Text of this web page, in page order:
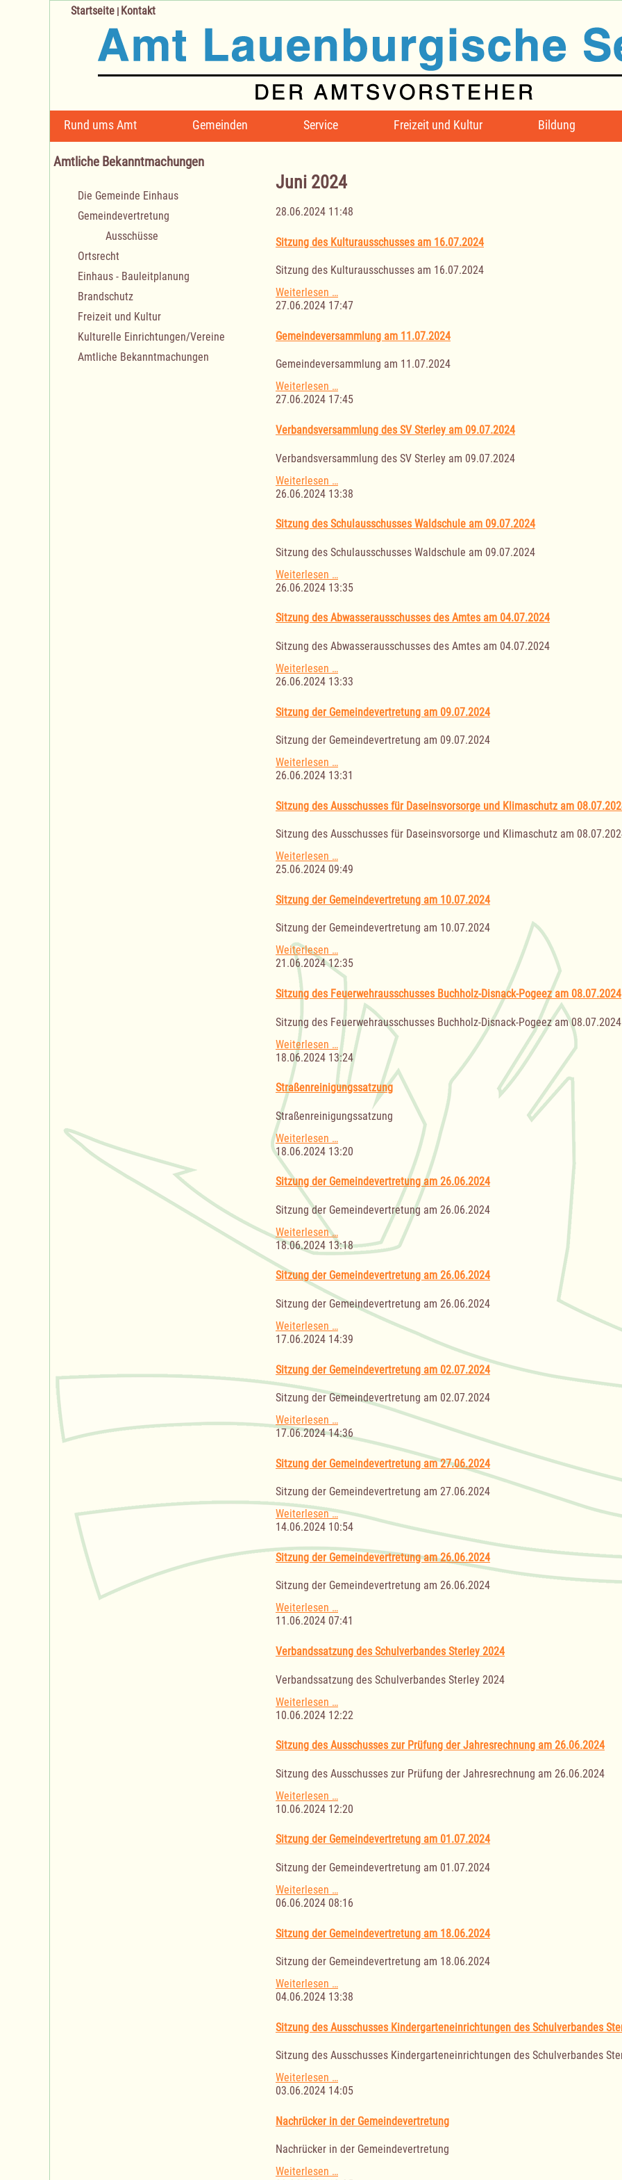
Navigation
überspringen
Rund ums Amt Gemeinden Service Freizeit und Kultur Bildung
Startseite | Kontakt
Juni 2024
28.06.2024 11:48
Sitzung des Kulturausschusses am 16.07.2024
Sitzung des Kulturausschusses am 16.07.2024
Weiterlesen …Sitzung
des
am
16.07.2024
27.06.2024 17:47
Gemeindeversammlung am 11.07.2024
Gemeindeversammlung am 11.07.2024
Weiterlesen …Gemeindeversammlung
am
27.06.2024 17:45
Verbandsversammlung des SV Sterley am 09.07.2024
Verbandsversammlung des SV Sterley am 09.07.2024
Weiterlesen …
des
Sterley
am
09.07.2024
26.06.2024 13:38
Sitzung des Schulausschusses Waldschule am 09.07.2024
Sitzung des Schulausschusses Waldschule am 09.07.2024
Weiterlesen …
des
Waldschule
am
09.07.2024
26.06.2024 13:35
Sitzung des Abwasserausschusses des Amtes am 04.07.2024
Sitzung des Abwasserausschusses des Amtes am 04.07.2024
Weiterlesen …Sitzung
des
des
Amtes
04.07.2024
26.06.2024 13:33
Sitzung der Gemeindevertretung am 09.07.2024
Sitzung der Gemeindevertretung am 09.07.2024
Weiterlesen …Sitzung
der
am
09.07.2024
26.06.2024 13:31
Sitzung des Ausschusses für Daseinsvorsorge und Klimaschutz am
Sitzung des Ausschusses für Daseinsvorsorge und Klimaschutz am
Weiterlesen …Sitzung
des
für
Daseinsvorsorge
Klimaschutz
08.07.2024
25.06.2024 09:49
Sitzung der Gemeindevertretung am 10.07.2024
Sitzung der Gemeindevertretung am 10.07.2024
Weiterlesen …Sitzung
der
Gemeindevertretung
am
10.07.2024
21.06.2024 12:35
Sitzung des Feuerwehrausschusses Buchholz-Disnack-Pogeez am 08.07.2024
Sitzung des Feuerwehrausschusses Buchholz-Disnack-Pogeez am 08.07.2024
Weiterlesen …Sitzung
des
Feuerwehrausschusses
Buchholz-
Disnack-
Pogeez
am
18.06.2024 13:24
Straßenreinigungssatzung
Straßenreinigungssatzung
Weiterlesen … Straßenreinigungssatzung
18.06.2024 13:20
Sitzung der Gemeindevertretung am 26.06.2024
Sitzung der Gemeindevertretung am 26.06.2024
Weiterlesen …Sitzung
der
Gemeindevertretung
am
26.06.2024
18.06.2024 13:18
Sitzung der Gemeindevertretung am 26.06.2024
Sitzung der Gemeindevertretung am 26.06.2024
Weiterlesen …Sitzung
der
am
26.06.2024
17.06.2024 14:39
Sitzung der Gemeindevertretung am 02.07.2024
Sitzung der Gemeindevertretung am 02.07.2024
Weiterlesen …Sitzung
der
Gemeindevertretung
am
02.07.2024
17.06.2024 14:36
Sitzung der Gemeindevertretung am 27.06.2024
Sitzung der Gemeindevertretung am 27.06.2024
Weiterlesen …Sitzung
der
am
27.06.2024
14.06.2024 10:54
Sitzung der Gemeindevertretung am 26.06.2024
Sitzung der Gemeindevertretung am 26.06.2024
Weiterlesen …Sitzung
der
am
26.06.2024
11.06.2024 07:41
Verbandssatzung des Schulverbandes Sterley 2024
Verbandssatzung des Schulverbandes Sterley 2024
Weiterlesen …
des
Sterley
2024
10.06.2024 12:22
Sitzung des Ausschusses zur Prüfung der Jahresrechnung am 26.06.2024
Sitzung des Ausschusses zur Prüfung der Jahresrechnung am 26.06.2024
Weiterlesen …
des
zur
Prüfung
Jahresrechnung
26.06.2024
10.06.2024 12:20
Sitzung der Gemeindevertretung am 01.07.2024
Sitzung der Gemeindevertretung am 01.07.2024
Weiterlesen …Sitzung
der
am
01.07.2024
06.06.2024 08:16
Sitzung der Gemeindevertretung am 18.06.2024
Sitzung der Gemeindevertretung am 18.06.2024
Weiterlesen …Sitzung
der
am
18.06.2024
04.06.2024 13:38
Sitzung des Ausschusses Kindergarteneinrichtungen des Schulverbandes
Sitzung des Ausschusses Kindergarteneinrichtungen des Schulverbandes
Weiterlesen …Sitzung
des
Kindergarteneinrichtungen
des
Schulverbandes
Sterley
03.06.2024 14:05
Nachrücker in der Gemeindevertretung
Nachrücker in der Gemeindevertretung
Weiterlesen …Nachrücker
Amtliche Bekanntmachungen
Navigation
überspringen
Die Gemeinde Einhaus
Gemeindevertretung
Ausschüsse
Ortsrecht
Einhaus - Bauleitplanung
Brandschutz
Freizeit und Kultur
Kulturelle Einrichtungen/Vereine
Amtliche Bekanntmachungen